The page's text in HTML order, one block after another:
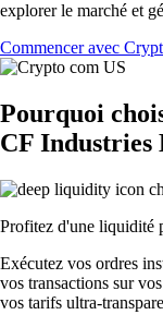
explorer le marché et
Commencer avec
Pourquoi
CF Industries
Profitez d'une liquidité
Exécutez vos ordres
vos transactions sur
vos tarifs ultra-